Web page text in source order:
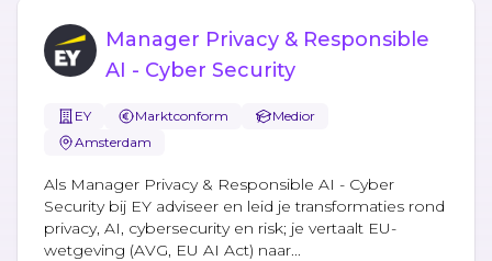
Manager Privacy & Responsible
AI - Cyber Security
EY Marktconform
Medior
Amsterdam
Als Manager Privacy & Responsible AI - Cyber
Security bij EY adviseer en leid je transformaties rond
privacy, AI, cybersecurity en risk; je vertaalt EU-
wetgeving (AVG, EU AI Act) naar...